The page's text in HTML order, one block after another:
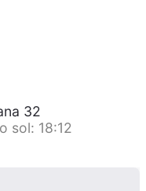
32
sol: 18:12